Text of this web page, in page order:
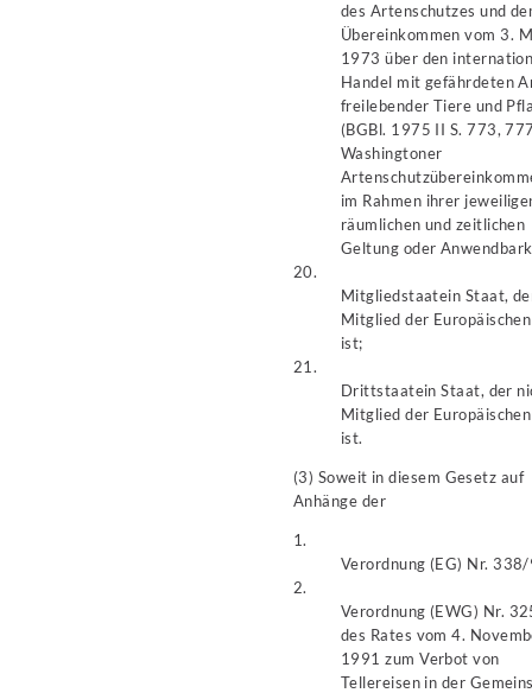
des Artenschutzes und
Übereinkommen vom 3.
1973 über den
Handel mit gefährdeten
freilebender Tiere und
(BGBl. 1975 II S. 773,
Washingtoner
im Rahmen ihrer
räumlichen und zeitlichen
Geltung oder
20.
Mitgliedstaatein Staat,
Mitglied der
ist;
21.
Drittstaatein Staat, der
Mitglied der
ist.
(3) Soweit in diesem Gesetz auf
Anhänge der
1.
Verordnung (EG) Nr.
2.
Verordnung (EWG) Nr.
des Rates vom 4.
1991 zum Verbot von
Tellereisen in der